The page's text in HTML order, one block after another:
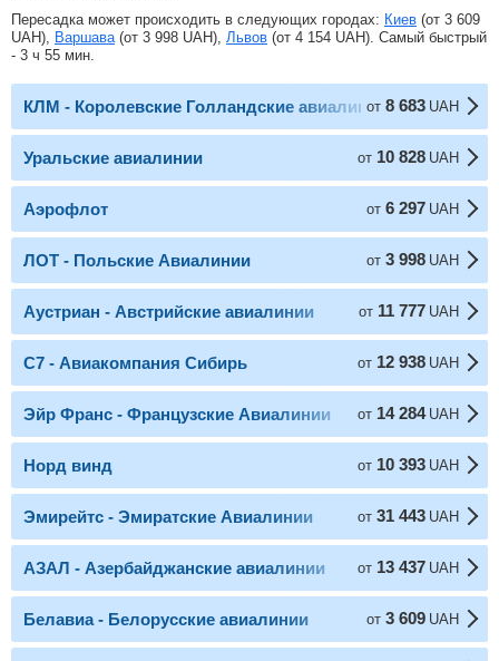
Пересадка может происходить в следующих городах: Киев (от 3 609
UAH), Варшава (от 3 998 UAH), Львов (от 4 154 UAH). Самый быстрый
- 3 ч 55 мин.
КЛМ - Королевские Голландские авиалинии
от 8 683 UAH
Уральские авиалинии от 10 828 UAH
Аэрофлот от 6 297 UAH
ЛОТ - Польские Авиалинии от 3 998 UAH
Аустриан - Австрийские авиалинии от 11 777 UAH
С7 - Авиакомпания Сибирь от 12 938 UAH
Эйр Франс - Французские Авиалинии от 14 284 UAH
Норд винд от 10 393 UAH
Эмирейтс - Эмиратские Авиалинии от 31 443 UAH
АЗАЛ - Азербайджанские авиалинии от 13 437 UAH
Белавиа - Белорусские авиалинии от 3 609 UAH